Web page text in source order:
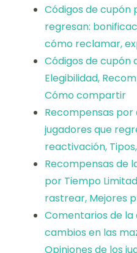
Códigos de cupón
regresan:
cómo reclamar,
Códigos de cupón
Elegibilidad,
Cómo compartir
Recompensas
jugadores que
reactivación,
Recompensas de
por Tiempo
rastrear, Mejores
Comentarios de la
cambios en las
Opiniones de los